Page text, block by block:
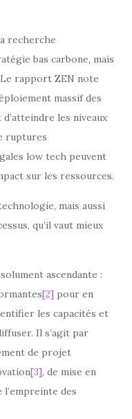
recherche
bas carbone, mais
rapport ZEN note
massif des
les niveaux
ruptures
low tech peuvent
sur les ressources.
mais aussi
qu’il vaut mieux
ascendante :
[2] pour en
les capacités et
Il s’agit par
de projet
[3], de mise en
des